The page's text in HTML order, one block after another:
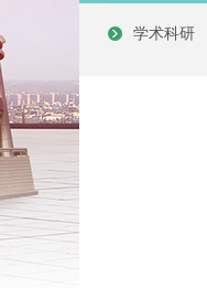
学术科研